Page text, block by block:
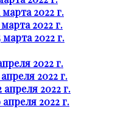
марта 2022 г.
2022 г.
марта 2022 г.
2022 г.
2022 г.
апреля 2022 г.
апреля 2022 г.